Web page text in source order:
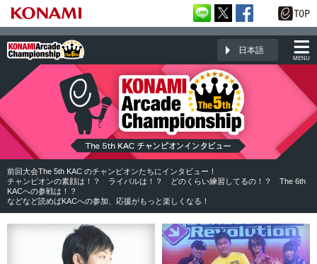
MENU
日本語
The 5th KAC チャンピオンインタビュー一覧ページ
前回大会The 5th KAC のチャンピオンたちにインタビュー！
チャンピオンの素顔は！？ ライバルは！？ どのくらい練習してるの！？ The 6th
KACへの参戦は！？
などなど読めばKACへの参加、応援がもっと楽しくなる！